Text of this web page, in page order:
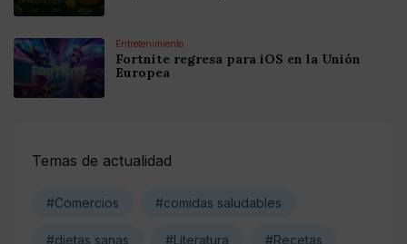
Entretenimiento
Fortnite regresa para iOS en la Unión
Europea
Temas de actualidad
#Comercios #comidas saludables
#dietas sanas #Literatura #Recetas